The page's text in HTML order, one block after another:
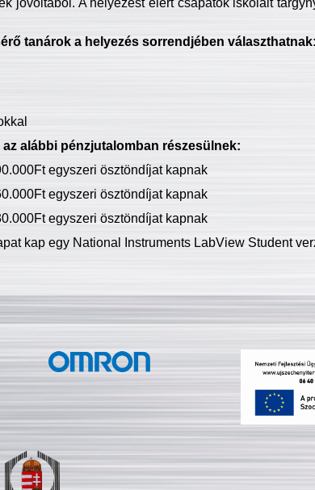
jóvoltából. A helyezést elért csapatok iskoláit
tanárok a helyezés sorrendjében választhatnak:
alábbi pénzjutalomban részesülnek:
egyszeri ösztöndíjat kapnak
egyszeri ösztöndíjat kapnak
egyszeri ösztöndíjat kapnak
kap egy National Instruments LabView Student